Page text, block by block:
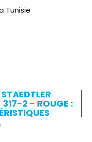
Tunisie
317-2 - ROUGE :